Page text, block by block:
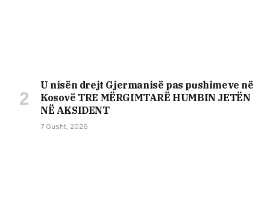
U nisën drejt Gjermanisë pas pushimeve në
Kosovë TRE MËRGIMTARË HUMBIN JETËN
NË AKSIDENT
7 Gusht, 2026